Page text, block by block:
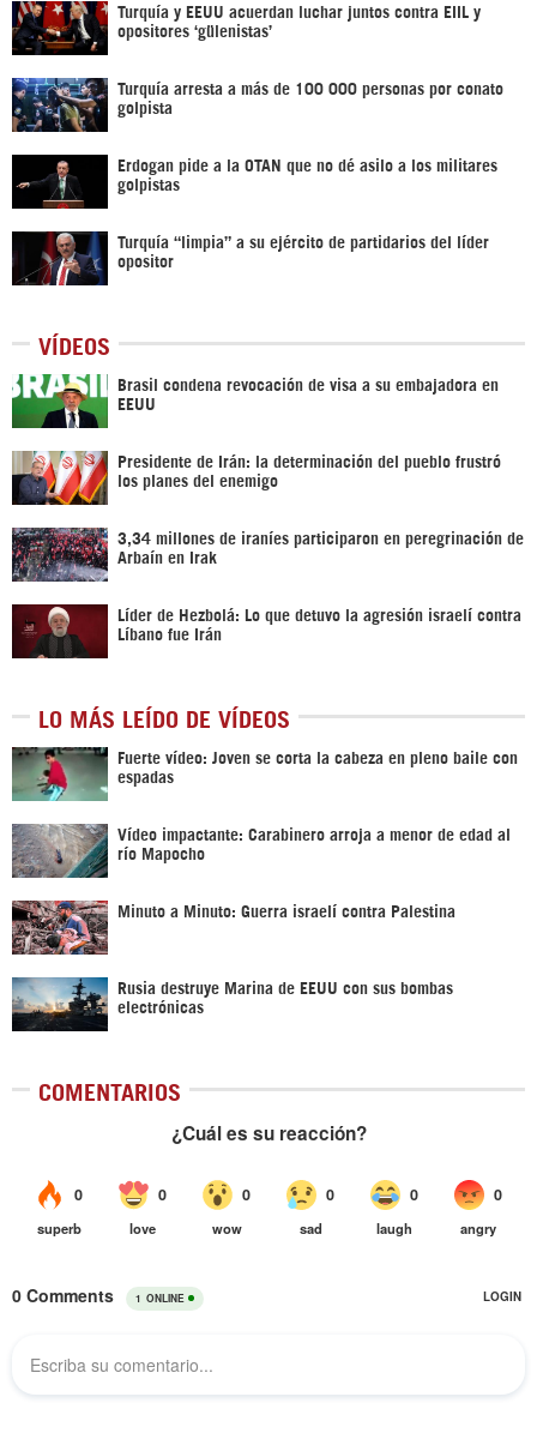
Turquía y EEUU acuerdan luchar juntos contra EIIL y
opositores ‘gülenistas’
Turquía arresta a más de 100 000 personas por conato
golpista
Erdogan pide a la OTAN que no dé asilo a los militares
golpistas
Turquía “limpia” a su ejército de partidarios del líder
opositor
VÍDEOS
Brasil condena revocación de visa a su embajadora en
EEUU
Presidente de Irán: la determinación del pueblo frustró
los planes del enemigo
3,34 millones de iraníes participaron en peregrinación de
Arbaín en Irak
Líder de Hezbolá: Lo que detuvo la agresión israelí contra
Líbano fue Irán
LO MÁS LEÍDO DE VÍDEOS
Fuerte vídeo: Joven se corta la cabeza en pleno baile con
espadas
Vídeo impactante: Carabinero arroja a menor de edad al
río Mapocho
Minuto a Minuto: Guerra israelí contra Palestina
Rusia destruye Marina de EEUU con sus bombas
electrónicas
COMENTARIOS